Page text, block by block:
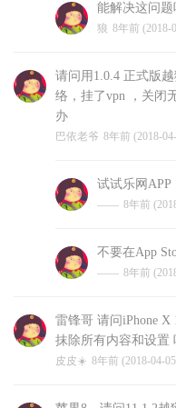
能解决这问题
狼 8年前 (2018-
请问用1.0.4 正式版
络，挂了vpn ，关闭
办
巴依老爷 8年前 (2018-
试试乐网APP
—— 8年前
不要在App
—— 8年前
雷锋哥 请问iPhone X
抹除所有内容和设置
皮皮☀️ 8年前 (2018-04-